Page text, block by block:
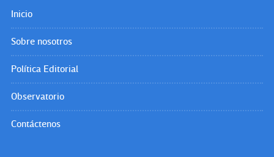
Inicio
Sobre nosotros
Política Editorial
Observatorio
Contáctenos